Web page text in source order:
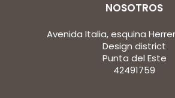
NOSOTROS
Avenida Italia, esquina
Design district
Punta del Este
42491759